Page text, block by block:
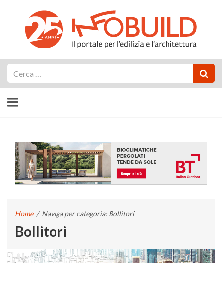
Home / Naviga per categoria: Bollitori
Bollitori